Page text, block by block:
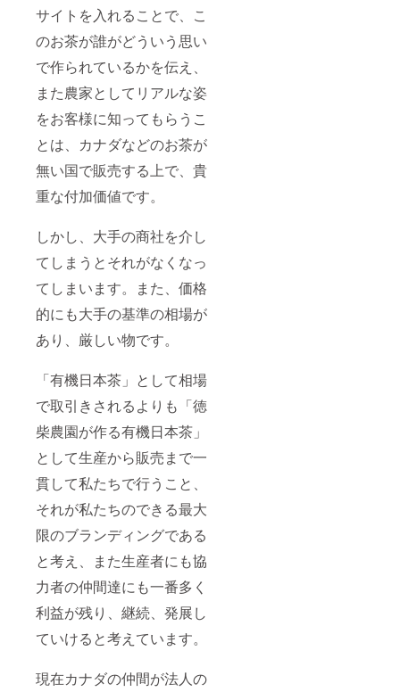
サイトを入れることで、こ
のお茶が誰がどういう思い
で作られているかを伝え、
また農家としてリアルな姿
をお客様に知ってもらうこ
とは、カナダなどのお茶が
無い国で販売する上で、貴
重な付加価値です。
しかし、大手の商社を介し
てしまうとそれがなくなっ
てしまいます。また、価格
的にも大手の基準の相場が
あり、厳しい物です。
「有機日本茶」として相場
で取引きされるよりも「徳
柴農園が作る有機日本茶」
として生産から販売まで一
貫して私たちで行うこと、
それが私たちのできる最大
限のブランディングである
と考え、また生産者にも協
力者の仲間達にも一番多く
利益が残り、継続、発展し
ていけると考えています。
現在カナダの仲間が法人の